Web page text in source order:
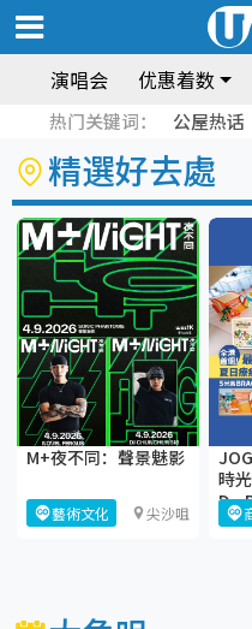
演唱会 优惠着数
热门关键词： 公屋热话
精選好去處
M+夜不同：聲景魅影
藝術文化 尖沙咀
時
驗